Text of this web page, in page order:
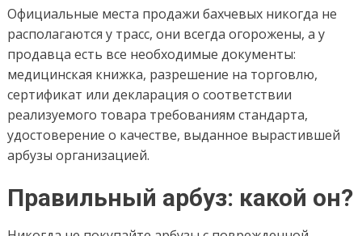
Официальные места продажи бахчевых никогда не
располагаются у трасс, они всегда огорожены, а у
продавца есть все необходимые документы:
медицинская книжка, разрешение на торговлю,
сертификат или декларация о соответствии
реализуемого товара требованиям стандарта,
удостоверение о качестве, выданное вырастившей
арбузы организацией.
Правильный арбуз: какой он?